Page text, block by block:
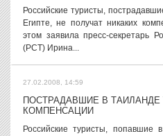
Российские туристы,
Египте, не получат никаких
этом заявила пресс-секретарь
(РСТ) Ирина...
27.02.2008, 14:59
ПОСТРАДАВШИЕ В
КОМПЕНСАЦИИ
Российские туристы,